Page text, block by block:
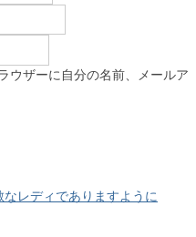
ウザーに自分の名前、メールア
レディでありますように